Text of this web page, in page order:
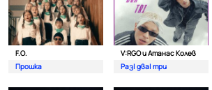
F.O.
Прошка
V:RGO и Атанас Колев
Раз| два| три